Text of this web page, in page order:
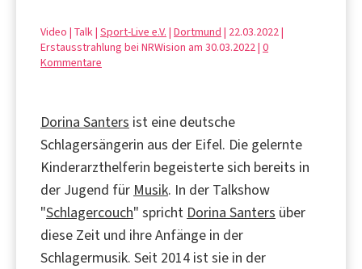
Video | Talk | Sport-Live e.V. | Dortmund | 22.03.2022 |
Erstausstrahlung bei NRWision am 30.03.2022 | 0
Kommentare
Dorina Santers ist eine deutsche
Schlagersängerin aus der Eifel. Die gelernte
Kinderarzthelferin begeisterte sich bereits in
der Jugend für Musik. In der Talkshow
"Schlagercouch" spricht Dorina Santers über
diese Zeit und ihre Anfänge in der
Schlagermusik. Seit 2014 ist sie in der